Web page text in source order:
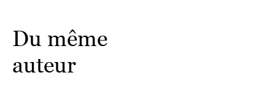
Du même
auteur